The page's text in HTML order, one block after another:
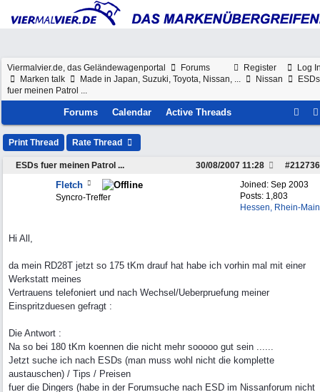
Register Log
Viermalvier.de, das Geländewagenportal
Forums
Marken talk
Made in Japan, Suzuki, Toyota, Nissan, ... Nissan
ESDs
fuer meinen Patrol ...
Forums Calendar Active Threads
Print Thread Rate Thread
ESDs fuer meinen Patrol ... #212736
30/08/2007 11:28
Joined: Sep 2003
Posts: 1,803
Hessen, Rhein-Main
Fletch
Syncro-Treffer
Hi All,
da mein RD28T jetzt so 175 tKm drauf hat habe ich vorhin mal mit einer
Werkstatt meines
Vertrauens telefoniert und nach Wechsel/Ueberpruefung meiner
Einspritzduesen gefragt :
Die Antwort :
Na so bei 180 tKm koennen die nicht mehr sooooo gut sein ......
Jetzt suche ich nach ESDs (man muss wohl nicht die komplette
austauschen) / Tips / Preisen
fuer die Dingers (habe in der Forumsuche nach ESD im Nissanforum nicht